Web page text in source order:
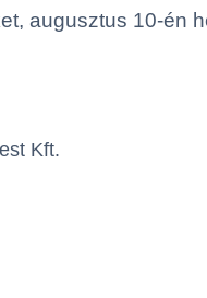
augusztus 10-én
Kft.